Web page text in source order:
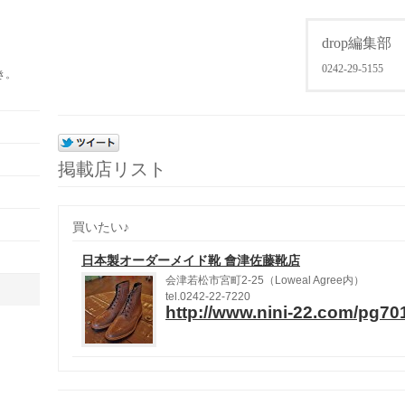
drop編集部
0242-29-5155
掲載店リスト
買いたい♪
日本製オーダーメイド靴 會津佐藤靴店
会津若松市宮町2-25 （ Loweal Agree内）
tel.0242-22-7220
http://www.nini-22.com/